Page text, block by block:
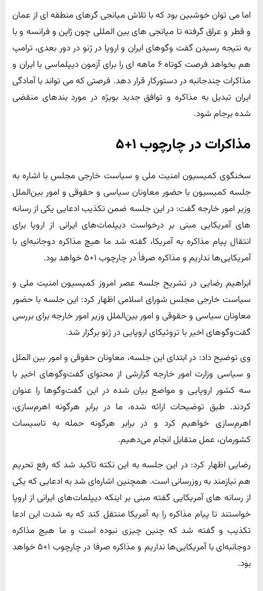
اما می توان خوشبین بود که با تلاش میانجی گرهای منطقه ای از عمان
و قطر و عراق گرفته تا میانجی های بین المللی چون ژاپن و فرانسه و با
به نتیجه رسیدن گفت وگوهای ایران و اروپا در ژنو در دور بعدی، ترامپ
هم بخواهد فرصت کوتاه ۶ ماهه ای را برای آزمون دیپلماسی با ایران و
مذاکرات چندجانبه در دستورکار قرار دهد. فرصتی که می تواند با آمادگی
ایران تبدیل به مذاکره و توافق جدید بویژه در مورد بندهای منقضی
شده برجام شود.
مذاکرات در چارچوب ۱+۵
سخنگوی کمیسیون امنیت ملی و سیاست خارجی مجلس با اشاره به
جلسه کمیسیون با حضور معاونان سیاسی و حقوقی و امور بین‌الملل
وزیر امور خارجه گفت: در این جلسه ضمن تکذیب ادعایی یکی از رسانه
های آمریکایی مبنی بر درخواست دیپلمات‌های ایرانی از اروپا برای
انتقال پیام مذاکره به آمریکا، گفته شد ما هیچ مذاکره دوجانبه‌ای با
آمریکایی‌ها نداریم و مذاکره صرفاً در چارچوب ۱+۵ خواهد بود.
ابراهیم رضایی در تشریح جلسه عصر امروز کمیسیون امنیت ملی و
سیاست خارجی مجلس شورای اسلامی اظهار کرد: این جلسه با حضور
معاونان سیاسی و حقوقی و امور بین‌الملل وزیر امور خارجه برای بررسی
گفت‌وگوهای اخیر با تروئیکای اروپایی در ژنو برگزار شد.
وی توضیح داد: در ابتدای این جلسه، معاونان حقوقی و امور بین الملل
و سیاسی وزارت امور خارجه گزارشی از محتوای گفت‌وگوهای اخیر با
سه کشور اروپایی و مواضع بیان شده در این گفت‌وگوها را عنوان
کردند. طبق توضیحات ارائه شده، ما در برابر هرگونه اهرم‌سازی،
اهرم‌سازی خواهیم کرد و در برابر هرگونه حمله به تاسیسات
کشورمان، عمل متقابل انجام می‌دهیم.
رضایی اظهار کرد: در این جلسه به این نکته تاکید شد که رفع تحریم
هم نیازمند به روزرسانی است. همچنین اشاره‌ای شد به ادعایی که یکی
از رسانه های آمریکایی گفته مبنی بر اینکه دیپلمات‌های ایرانی از اروپا
خواستند تا پیام مذاکره را به آمریکا منتقل کند که به شدت این ادعا
تکذیب و گفته شد که چنین چیزی نبوده است و ما هیچ مذاکره
دوجانبه‌ای با آمریکایی‌ها نداریم و مذاکره صرفا در چارچوب ۱+۵ خواهد
بود.